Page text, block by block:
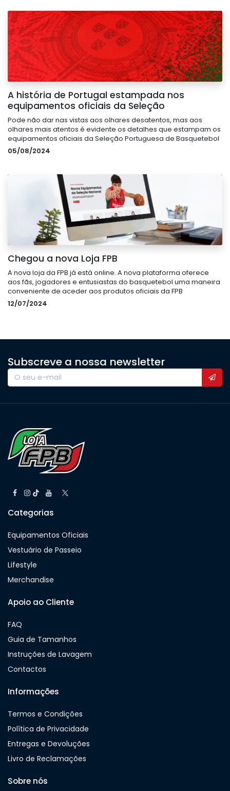
A história de Portugal estampada nos
equipamentos oficiais da Seleção
Pode não dar nas vistas aos olhares desatentos, mas aos
olhares mais atentos é evidente os detalhes que estampam os
equipamentos oficiais da Seleção Portuguesa de Basquetebol
05/08/2024
Chegou a nova Loja FPB
A nova loja da FPB já está online. A nova plataforma oferece
aos fãs, jogadores e entusiastas do basquetebol uma maneira
conveniente de aceder aos produtos oficiais da FPB
12/07/2024
Subscreve a nossa newsletter
Categorias
Equipamentos Oficiais
Vestuário de Passeio
Lifestyle
Merchandise
Apoio ao Cliente
FAQ
Guia de Tamanhos
Instruções de Lavagem
Contactos
Informações
Termos e Condições
Política de Privacidade
Entregas e Devoluções
Livro de Reclamações
Sobre nós